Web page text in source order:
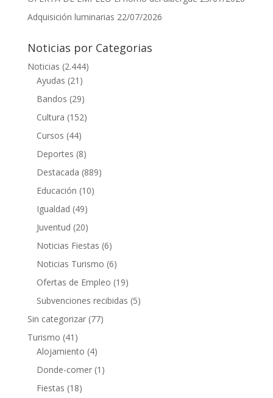
Adquisición luminarias 22/07/2026
Noticias por Categorias
Noticias (2.444)
Ayudas (21)
Bandos (29)
Cultura (152)
Cursos (44)
Deportes (8)
Destacada (889)
Educación (10)
Igualdad (49)
Juventud (20)
Noticias Fiestas (6)
Noticias Turismo (6)
Ofertas de Empleo (19)
Subvenciones recibidas (5)
Sin categorizar(77)
Turismo (41)
Alojamiento (4)
Donde-comer(1)
Fiestas (18)